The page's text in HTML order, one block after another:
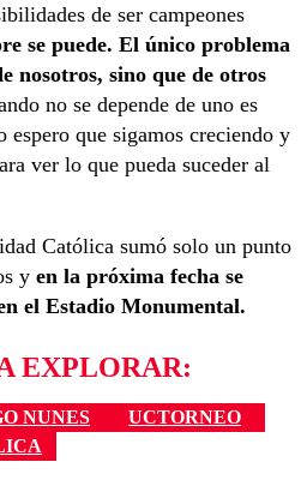
de ser campeones
se puede. El único problema
nosotros, sino que de otros
no se depende de uno es
espero que sigamos creciendo y
ver lo que pueda suceder al
Católica sumó solo un punto
y en la próxima fecha se
el Estadio Monumental.
EXPLORAR:
NUNES
UCTORNEO